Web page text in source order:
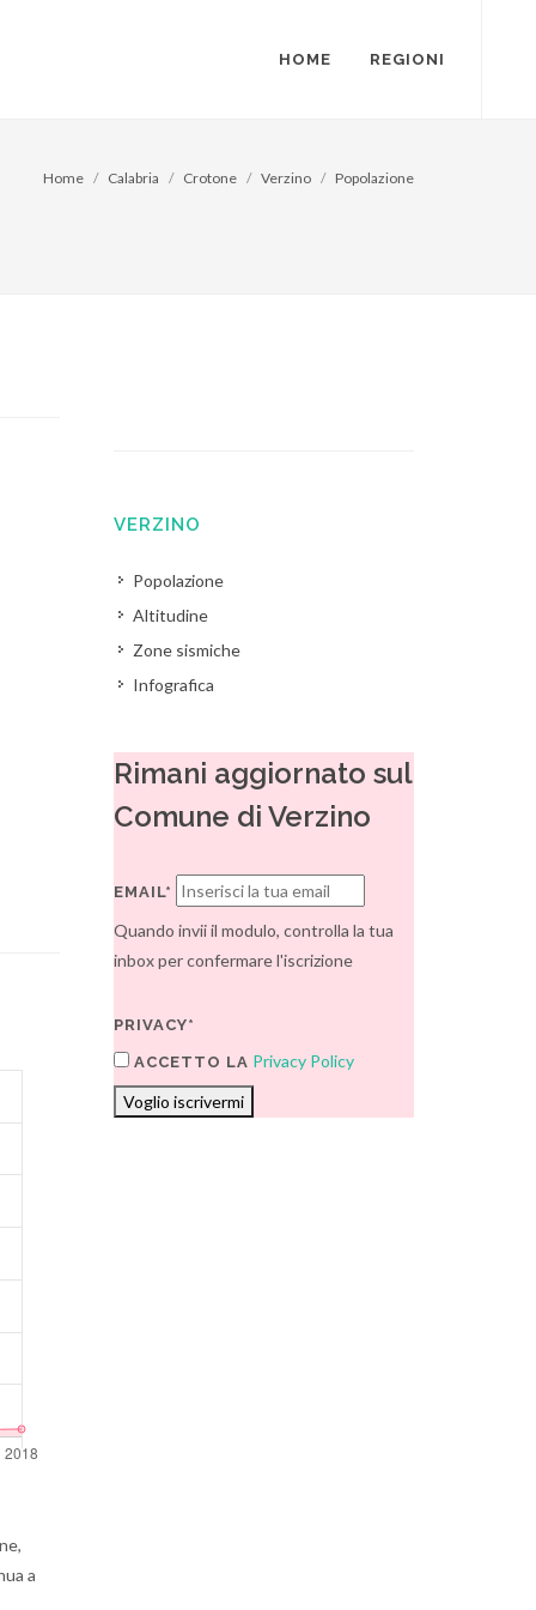
HOME REGIONI
Home Calabria Crotone Verzino Popolazione
a
VERZINO
Popolazione
Altitudine
Zone sismiche
Infografica
Rimani aggiornato sul
Comune di Verzino
EMAIL*
Quando invii il modulo, controlla la tua
inbox per confermare l'iscrizione
PRIVACY*
ACCETTO LA Privacy Policy
Voglio iscrivermi